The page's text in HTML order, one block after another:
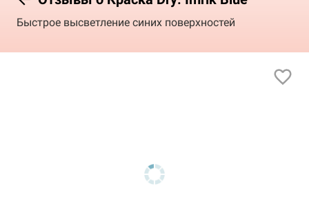
Быстрое высветление синих поверхностей